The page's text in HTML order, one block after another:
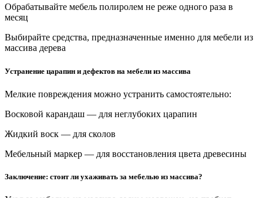
Обрабатывайте мебель полиролем не реже одного раза в
месяц
Выбирайте средства, предназначенные именно для мебели из
массива дерева
Устранение царапин и дефектов на мебели из массива
Мелкие повреждения можно устранить самостоятельно:
Восковой карандаш — для неглубоких царапин
Жидкий воск — для сколов
Мебельный маркер — для восстановления цвета древесины
Заключение: стоит ли ухаживать за мебелью из массива?